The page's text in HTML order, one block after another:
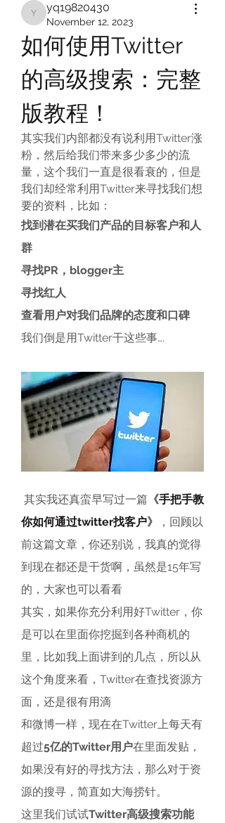
yq19820430
yq19820430
November 12, 2023
如何使用Twitter
的高级搜索：完整
版教程！
其实我们内部都没有说利用Twitter涨
粉，然后给我们带来多少多少的流
量，这个我们一直是很看衰的，但是
我们却经常利用Twitter来寻找我们想
要的资料，比如：
找到潜在买我们产品的目标客户和人
群
寻找PR，blogger主
寻找红人
查看用户对我们品牌的态度和口碑
我们倒是用Twitter干这些事….
其实我还真蛮早写过一篇 《手把手教
你如何通过twitter找客户》
，回顾以
前这篇文章，你还别说，我真的觉得
到现在都还是干货啊，虽然是15年写
的，大家也可以看看
其实，如果你充分利用好Twitter，你
是可以在里面你挖掘到各种商机的
里，比如我上面讲到的几点，所以从
这个角度来看，Twitter在查找资源方
面，还是很有用滴
和微博一样，现在在Twitter上每天有
超过5亿的Twitter用户在里面发贴，
如果没有好的寻找方法，那么对于资
源的搜寻，简直如大海捞针。
这里我们试试Twitter高级搜索功能